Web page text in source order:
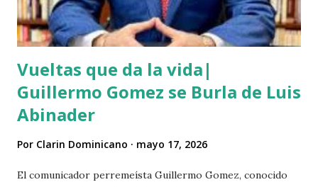
t
a
i
o
Vueltas que da la vida|
Guillermo Gomez se Burla de Luis
Abinader
Por Clarin Dominicano mayo 17, 2026
El comunicador perremeísta Guillermo Gomez, conocido